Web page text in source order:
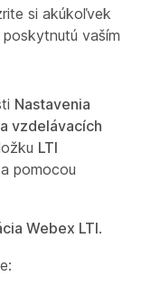
si akúkoľvek
vaším
Nastavenia
vzdelávacích
LTI
pomocou
Webex LTI.